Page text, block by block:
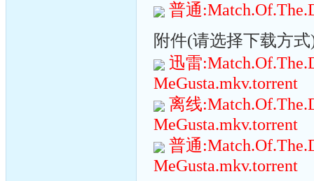
普通
附件(请选择下载方
迅雷
MeGusta.mkv.torrent
离线
MeGusta.mkv.torrent
普通
MeGusta.mkv.torrent